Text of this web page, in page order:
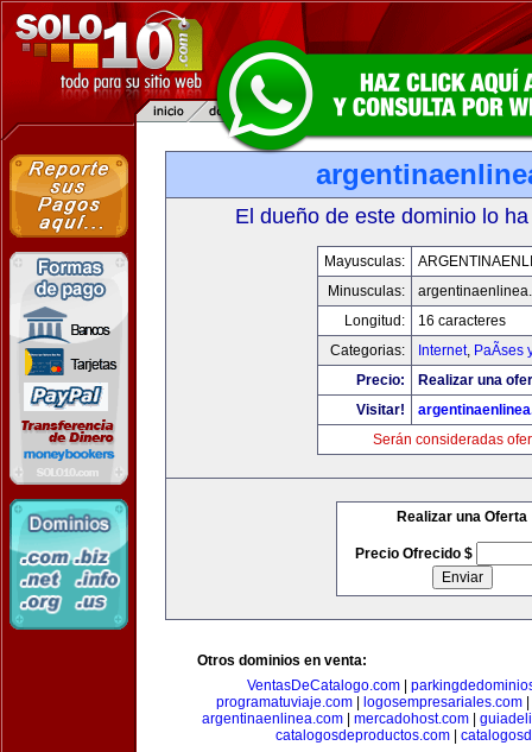
El dueño de este dominio lo
Mayusculas:
Minusculas:
Longitud:
16 caracteres
Categorias:
Internet, PaÃ­ses
Precio:
Realizar una
Visitar!
Serán consideradas
Realizar una Oferta
Precio Ofrecido $
Otros dominios en venta:
VentasDeCatalogo.com|
programatuviaje.com| logosempresariales.com|
argentinaenlinea.com| mercadohost.com|
catalogosdeproductos.com